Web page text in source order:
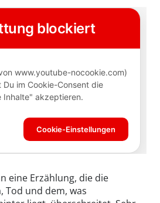
eine Erzählung, die die
Tod und dem, was